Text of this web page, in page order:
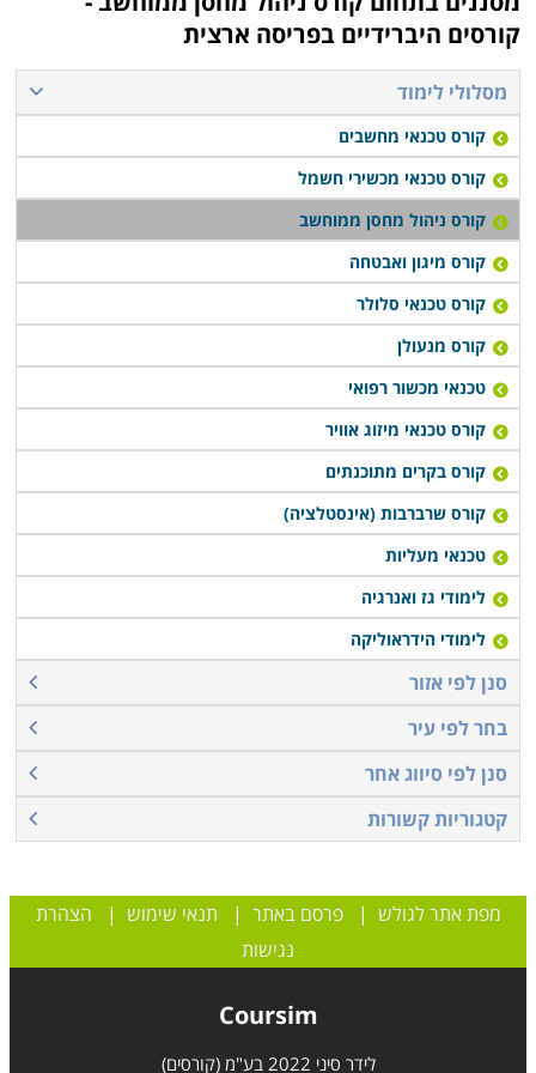
עבודה, כך שתוכלו לפנות למסלול ערב ובסיום הקורס
להתקדם לעבודה בתחום.
קורס ניהול מחסן ממוחשב נערך פעם או פעמיים בשבוע,
תלוי במוסד הלימודים, כאשר בחלק המקומות תוכלו לקבל
אף שיעורי השלמה במידה ופספסתם את אחד השיעורים או
הדרכה דרך האינטרנט.
קורסים היברידיים בפריסה ארצית
מסלולי לימוד
קורס טכנאי מחשבים
קורס טכנאי מכשירי חשמל
קורס ניהול מחסן ממוחשב
קורס מיגון ואבטחה
קורס טכנאי סלולר
קורס מנעולן
טכנאי מכשור רפואי
קורס טכנאי מיזוג אוויר
קורס בקרים מתוכנתים
קורס שרברבות (אינסטלציה)
טכנאי מעליות
לימודי גז ואנרגיה
לימודי הידראוליקה
סנן לפי אזור
בחר לפי עיר
סנן לפי סיווג אחר
קטגוריות קשורות
מפת אתר לגולש |פרסם באתר | תנאי שימוש | הצהרת
נגישות
Coursim
לידר סיני 2022 בע"מ (קורסים)